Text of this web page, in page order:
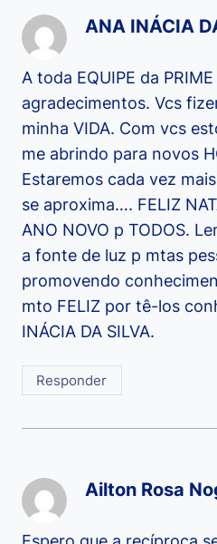
ANA INÁCIA
A toda EQUIPE da
agradecimentos. Vcs
minha VIDA. Com vcs
me abrindo para novos
Estaremos cada vez
se aproxima…. FELIZ
ANO NOVO p TODOS.
a fonte de luz p mtas
promovendo
mto FELIZ por tê-los
INÁCIA DA SILVA.
Responder
Ailton Rosa